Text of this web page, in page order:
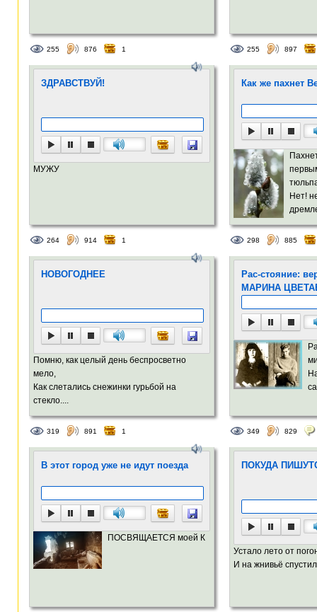
255 876 1 255 897
ЗДРАВСТВУЙ!
МУЖУ
264 914 1
Как же пахнет
Нет!
298 885
НОВОГОДНЕЕ
Помню, как целый день беспросветно
мело,
Как слетались снежинки гурьбой на
стекло....
319 891 1
Рас-стояние:
МАРИНА
349 829
В этот город уже не идут поезда
ПОСВЯЩАЕТСЯ моей К
ПОКУДА
Устало лето от
И на жнивьё